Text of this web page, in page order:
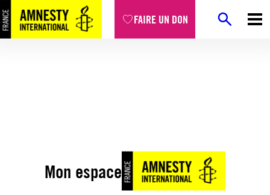
FAIRE UN DON
Mon espace